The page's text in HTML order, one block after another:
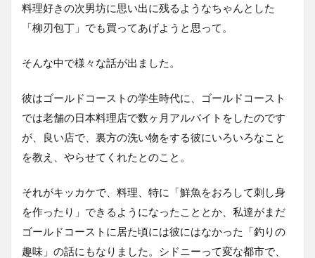
料理好きの次男坊に思い出に残るようなちゃんとした
「柳刃包丁」でも買ってあげようと思って。
そんな中で様々な話が出ました。
彼はゴールドコーストの学生時代に、ゴールドコースト
では老舗の日本料理店で数ヶ月アルバイトをしたのです
が、良い店で、裏方の洗い物をする彼にいろいろなこと
を教え、やらせてくれたとのこと。
それがキッカケで、料理、特に「鮮魚をおろして刺し身
を作ったり」できるようになったこととか、私達がまだ
ゴールドコーストに居た頃には彼にはなかった「釣りの
趣味」の話にもなりました。シドニーって変な都市で、